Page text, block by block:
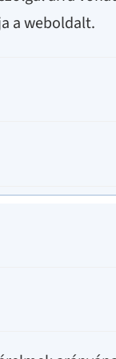
a weboldalt.